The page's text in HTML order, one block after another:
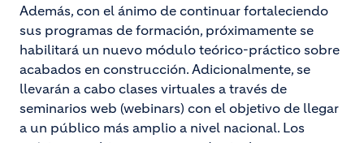
Además, con el ánimo de continuar fortaleciendo
sus programas de formación, próximamente se
habilitará un nuevo módulo teórico-práctico sobre
acabados en construcción. Adicionalmente, se
llevarán a cabo clases virtuales a través de
seminarios web (webinars) con el objetivo de llegar
a un público más amplio a nivel nacional. Los